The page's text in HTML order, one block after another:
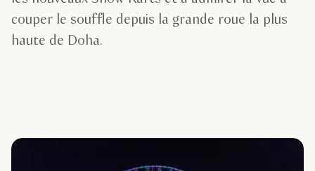
couper le souffle depuis la grande roue la plus
haute de Doha.